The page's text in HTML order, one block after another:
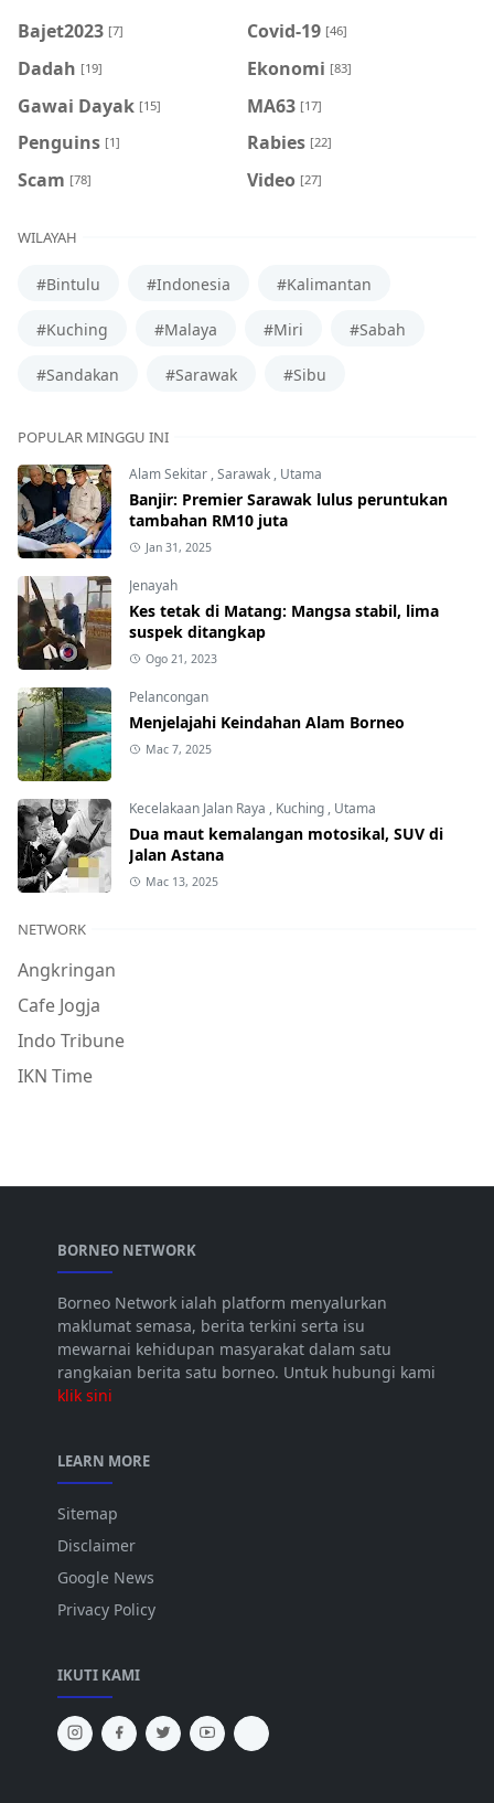
Bajet2023 [7] Covid-19 [46]
Dadah [19] Ekonomi [83]
Gawai Dayak [15] MA63 [17]
Penguins [1] Rabies [22]
Scam [78] Video [27]
WILAYAH
#Bintulu #Indonesia #Kalimantan
#Kuching #Malaya #Miri #Sabah
#Sandakan #Sarawak #Sibu
POPULAR MINGGU INI
Alam Sekitar ,Sarawak , Utama
Banjir: Premier Sarawak lulus peruntukan
tambahan RM10 juta
Jan 31, 2025
Jenayah
Kes tetak di Matang: Mangsa stabil, lima
suspek ditangkap
Ogo 21, 2023
Pelancongan
Menjelajahi Keindahan Alam Borneo
Mac 7, 2025
Kecelakaan Jalan Raya , Kuching , Utama
Dua maut kemalangan motosikal, SUV di
Jalan Astana
Mac 13, 2025
NETWORK
Angkringan
Cafe Jogja
Indo Tribune
IKN Time
BORNEO NETWORK
Borneo Network ialah platform menyalurkan
maklumat semasa, berita terkini serta isu
mewarnai kehidupan masyarakat dalam satu
rangkaian berita satu borneo. Untuk hubungi kami
klik sini
LEARN MORE
Sitemap
Disclaimer
Google News
Privacy Policy
IKUTI KAMI